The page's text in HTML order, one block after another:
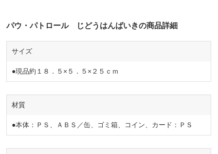
パウ・パトロール じどうはんばいきの商品詳細
サイズ
●現品約１８．５×５．５×２５ｃｍ
材質
●本体：ＰＳ、ＡＢＳ／缶、ゴミ箱、コイン、カード：ＰＳ